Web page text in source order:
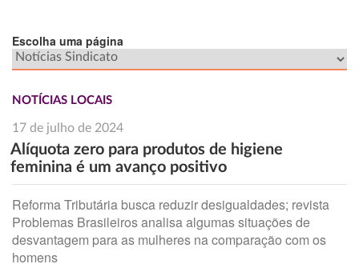
Escolha uma página
NOTÍCIAS LOCAIS
17 de julho de 2024
Alíquota zero para produtos de higiene
feminina é um avanço positivo
Reforma Tributária busca reduzir desigualdades; revista
Problemas Brasileiros analisa algumas situações de
desvantagem para as mulheres na comparação com os
homens